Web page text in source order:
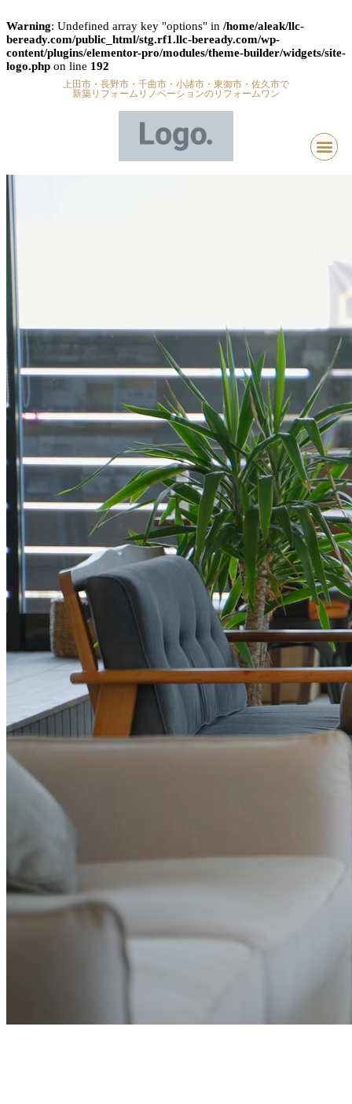
Warning: Undefined array key "options" in /home/aleak/llc-
beready.com/public_html/stg.rf1.llc-beready.com/wp-
content/plugins/elementor-pro/modules/theme-builder/widgets/site-
logo.php on line 192
上田市・長野市・千曲市・小諸市・東御市・佐久市で
新築リフォームリノベーションのリフォームワン